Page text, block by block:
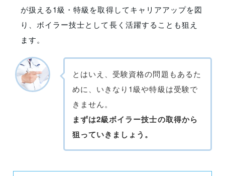
が扱える1級・特級を取得してキャリアアップを図
り、ボイラー技士として長く活躍することも狙え
ます。
とはいえ、受験資格の問題もあるた
めに、いきなり1級や特級は受験で
きません。
まずは2級ボイラー技士の取得から
狙っていきましょう。